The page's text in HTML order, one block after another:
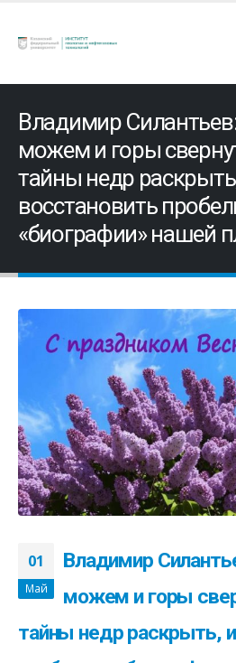
Владимир
можем и горы
тайны недр
восстановить
«биографии» нашей
01
Май
Владимир
можем и горы
тайны недр раскрыть,